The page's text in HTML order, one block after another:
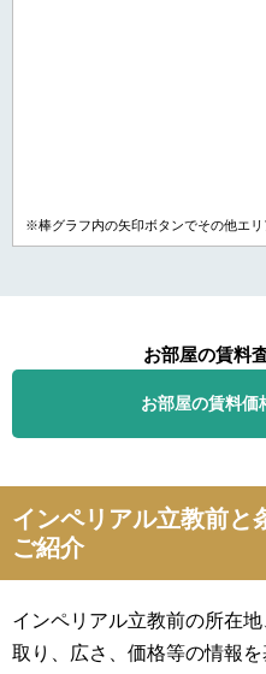
※棒グラフ内の矢印ボタンでその他エリ
お部屋の賃料
お部屋の賃料価
インペリアル立教前と
ご紹介
インペリアル立教前の所在
取り、広さ、価格等の情報